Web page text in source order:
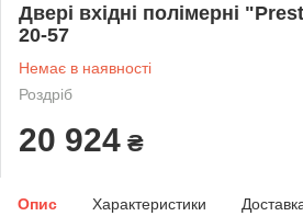
Двері вхідні полімерні
20-57
Немає в наявності
Роздріб
20 924 ₴
Опис Характеристики